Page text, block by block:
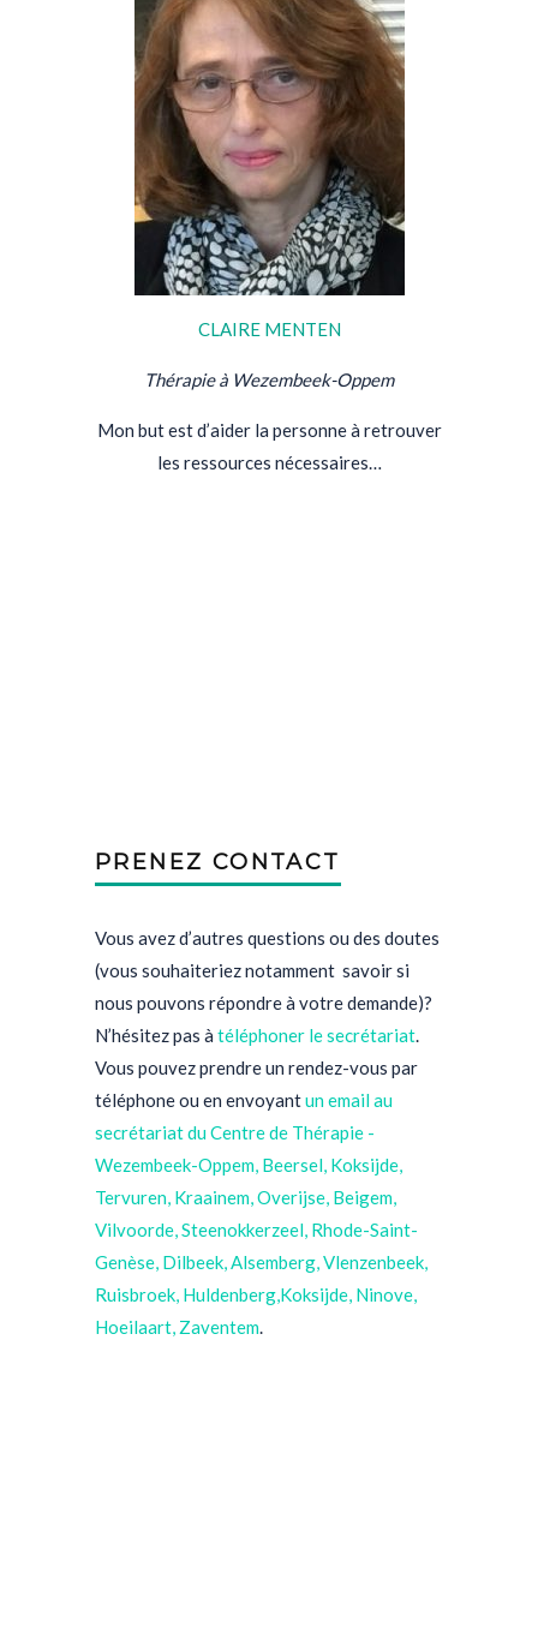
CLAIRE MENTEN
Thérapie à Wezembeek-Oppem
Mon but est d’aider la personne à retrouver
les ressources nécessaires…
PRENEZ CONTACT
Vous avez d’autres questions ou des doutes
(vous souhaiteriez notamment savoir si
nous pouvons répondre à votre demande)?
N’hésitez pas à téléphoner le secrétariat.
Vous pouvez prendre un rendez-vous par
téléphone ou en envoyantun email au
secrétariatdu Centre de Thérapie -
Wezembeek-Oppem, Beersel, Koksijde,
Tervuren, Kraainem, Overijse, Beigem,
Vilvoorde, Steenokkerzeel, Rhode-Saint-
Genèse, Dilbeek, Alsemberg, Vlenzenbeek,
Ruisbroek, Huldenberg,Koksijde, Ninove,
Hoeilaart, Zaventem.